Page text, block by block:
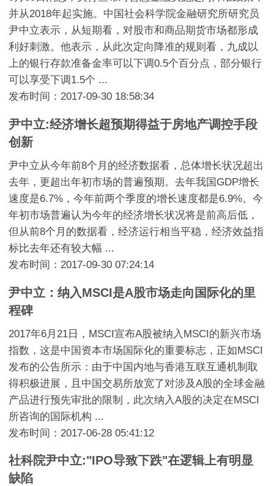
并从2018年起实施。中国社会科学院金融研究所研究员
尹中立表示，从短期看，对股市和商品期货市场都形成
利好刺激。他表示，从此次定向降准的规则看，九成以
上的银行存款准备金率可以下调0.5个百分点，部分银行
可以享受下调1.5个 ...
发布时间：2017-09-30 18:58:34
尹中立:经济增长超预期得益于房地产调控手段
创新
尹中立从今年前8个月的经济数据看，总体增长状况超出
去年，更超出年初市场的普遍预期。去年我国GDP增长
速度是6.7%，今年前两个季度的增长速度都是6.9%。今
年初市场普遍认为今年的经济增长状况将是前高后低，
但从前8个月的数据看，经济运行相当平稳，经济效益指
标比去年还有较大幅 ...
发布时间：2017-09-30 07:24:14
尹中立：纳入MSCI是A股市场走向国际化的里
程碑
2017年6月21日，MSCI宣布A股被纳入MSCI的新兴市场
指数，这是中国资本市场国际化的重要标志，正如MSCI
发布的公告所示：由于中国内地与香港互联互通机制取
得积极进展，且中国交易所放宽了对涉及A股的全球金融
产品进行预先审批的限制，此次纳入A股的决定在MSCI
所咨询的国际机构 ...
发布时间：2017-06-28 05:41:12
社科院尹中立:"IPO导致下跌"在逻辑上有明显
缺陷